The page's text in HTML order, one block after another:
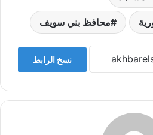
محافظ بني سويف
نسخ الرابط